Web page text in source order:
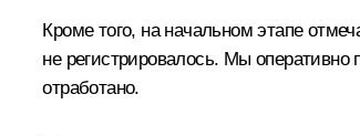
Кроме того, на начальном этапе
не регистрировалось. Мы
отработано.